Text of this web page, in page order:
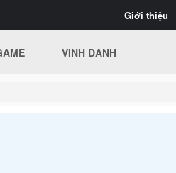
Giới thiệu
VINH DANH